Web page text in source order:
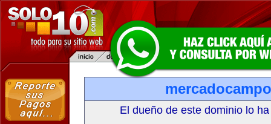
El dueño de este dominio lo